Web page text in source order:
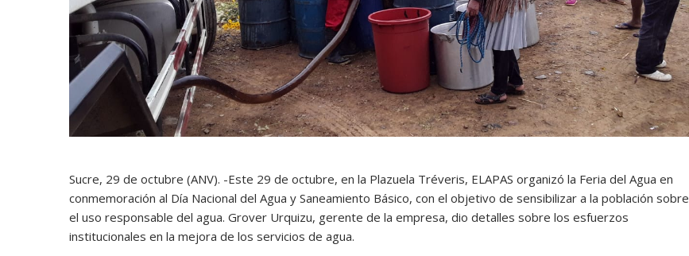
Sucre, 29 de octubre (ANV). -Este 29 de octubre, en la Plazuela Tréveris, ELAPAS organizó la Feria del Agua en
conmemoración al Día Nacional del Agua y Saneamiento Básico, con el objetivo de sensibilizar a la población sobre
el uso responsable del agua. Grover Urquizu, gerente de la empresa, dio detalles sobre los esfuerzos
institucionales en la mejora de los servicios de agua.